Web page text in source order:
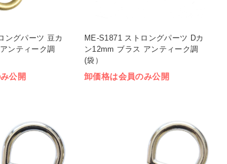
ングパーツ 豆カ
ンティーク調
公開
ME-S1871 ストロングパーツ Dカ
ン12mm ブラス アンティーク調
(袋）
卸価格は会員のみ公開